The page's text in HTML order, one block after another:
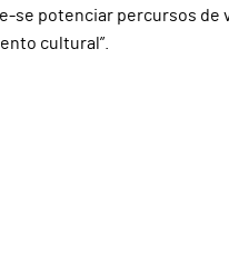
se potenciar percursos de
cultural”.